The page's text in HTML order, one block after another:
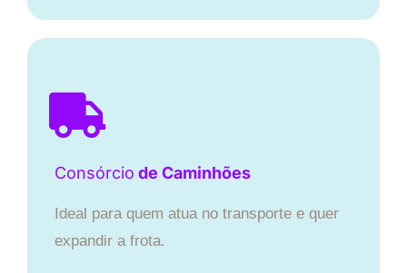
Consórcio de Caminhões
Ideal para quem atua no transporte e quer
expandir a frota.